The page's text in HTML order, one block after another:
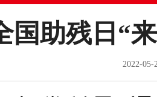
国助残日“
2022-